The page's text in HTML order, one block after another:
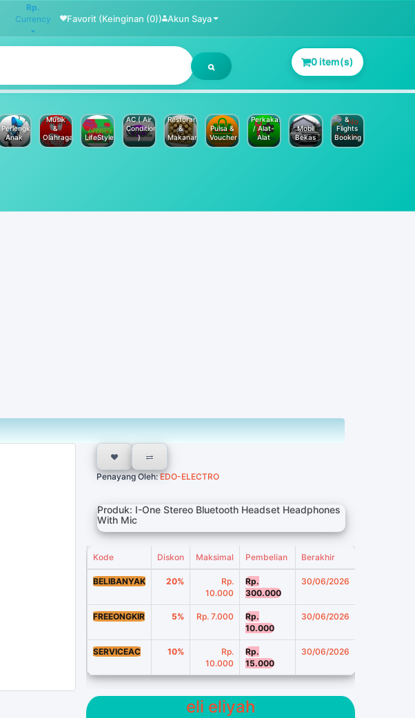
Rp.
Currency
Favorit (Keinginan (0)) Akun Saya
0 item(s)
Perlengkapan
Anak
Musik
&
Olahraga
LifeStyle
AC ( Air
Conditioner
)
Restoran
&
Makanan
Pulsa &
Voucher
Perkakas
/ Alat-
Alat
Mobil
Bekas
&
Flights
Booking
Penayang Oleh:EDO-ELECTRO
Produk: I-One Stereo Bluetooth Headset Headphones
With Mic
Kode Diskon Maksimal Pembelian Berakhir
BELIBANYAK 20%
Rp.
10.000
Rp.
300.000
30/06/2026
FREEONGKIR 5% Rp. 7.000
Rp.
10.000
30/06/2026
SERVICEAC 10%
Rp.
10.000
Rp.
15.000
30/06/2026
eli eliyah